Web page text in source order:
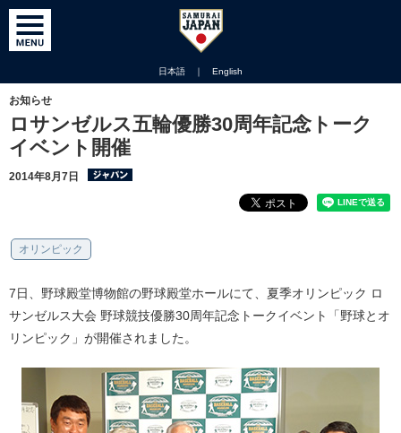
日本語 ｜ English
お知らせ
ロサンゼルス五輪優勝30周年記念トーク
イベント開催
2014年8月7日
オリンピック
7日、野球殿堂博物館の野球殿堂ホールにて、夏季オリンピック ロ
サンゼルス大会 野球競技優勝30周年記念トークイベント「野球とオ
リンピック」が開催されました。